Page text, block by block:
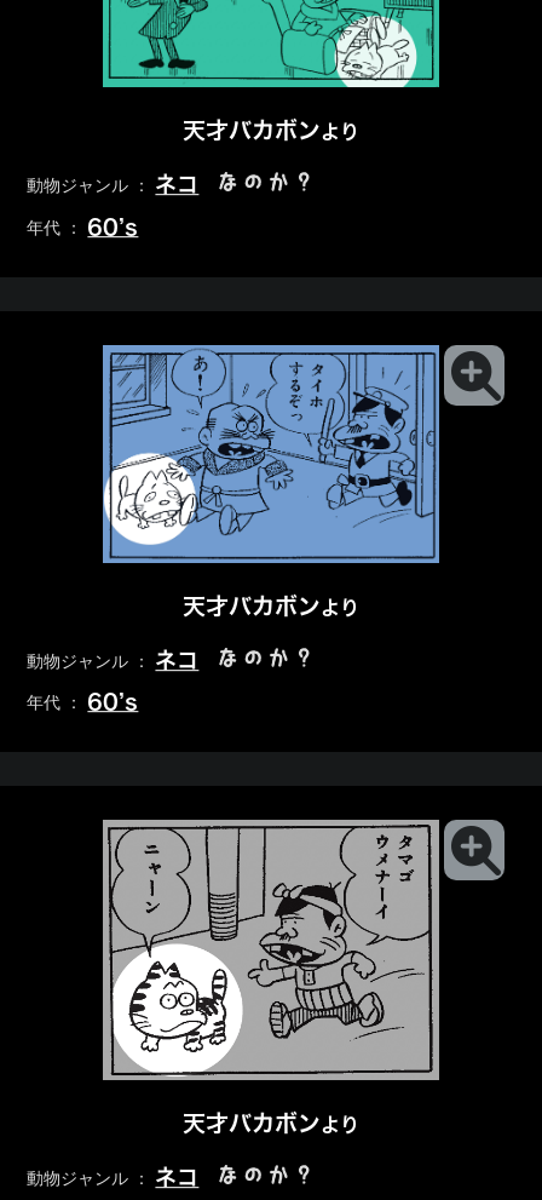
天才バカボンより
動物ジャンル ： ネコ なのか？
年代 ： 60’s
天才バカボンより
動物ジャンル ： ネコ なのか？
年代 ： 60’s
天才バカボンより
動物ジャンル ： ネコ なのか？